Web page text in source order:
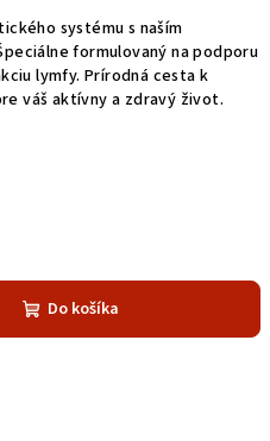
systému s naším
formulovaný na podporu
lymfy. Prírodná cesta k
váš aktívny a zdravý život.
Do košíka